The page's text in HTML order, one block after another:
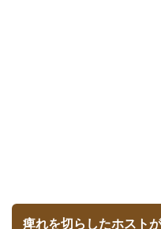
痺れを切らしたホスト